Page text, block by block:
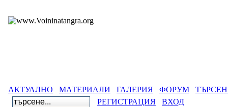
АКТУАЛНО МАТЕРИАЛИ ГАЛЕРИЯ ФОРУМ
РЕГИСТРАЦИЯ
ВХОД